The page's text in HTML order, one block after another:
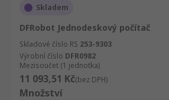
Skladem
DFRobot Jednodeskový počítač
Skladové číslo RS 253-9303
Výrobní číslo DFR0982
Mezisoučet (1 jednotka)
11 093,51 Kč(bez DPH)
Množství